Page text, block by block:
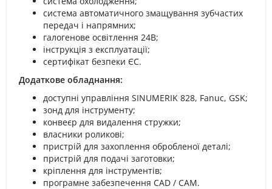
система автоматичного змащування зубчастих
передач і напрямних;
галогенове освітлення 24В;
інструкція з експлуатації;
сертифікат безпеки ЄС.
Додаткове обладнання:
доступні управління SINUMERIK 828, Fanuc, GSK;
зонд для інструменту;
конвеєр для видалення стружки;
власники роликові;
пристрій для захоплення обробленої деталі;
пристрій для подачі заготовки;
кріплення для інструментів;
програмне забезпечення CAD / CAM.